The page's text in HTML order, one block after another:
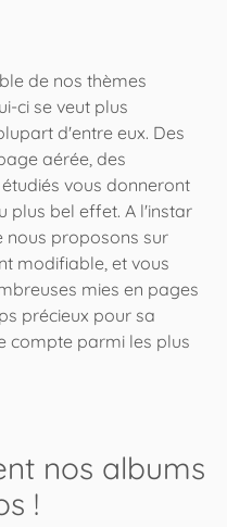
de nos thèmes
ci se veut plus
d'entre eux. Des
aérée, des
vous donneront
plus bel effet. A l'instar
nous proposons sur
modifiable, et vous
mies en pages
précieux pour sa
compte parmi les plus
nos albums
!